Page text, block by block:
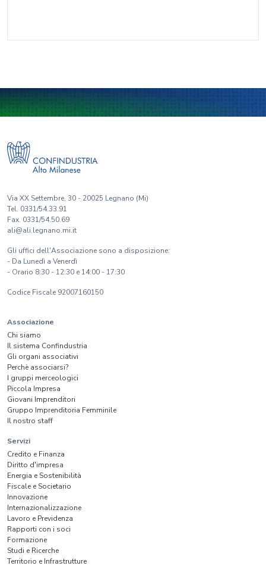
Via XX Settembre, 30 - 20025 Legnano (Mi)
Tel. 0331/54.33.91
Fax. 0331/54.50.69
ali@ali.legnano.mi.it
Gli uffici dell'Associazione sono a disposizione:
- Da Lunedì a Venerdì
- Orario 8:30 - 12:30 e 14:00 - 17:30
Codice Fiscale 92007160150
Associazione
Chi siamo
Il sistema Confindustria
Gli organi associativi
Perchè associarsi?
I gruppi merceologici
Piccola Impresa
Giovani Imprenditori
Gruppo Imprenditoria Femminile
Il nostro staff
Servizi
Credito e Finanza
Diritto d'impresa
Energia e Sostenibilità
Fiscale e Societario
Innovazione
Internazionalizzazione
Lavoro e Previdenza
Rapporti con i soci
Formazione
Studi e Ricerche
Territorio e Infrastrutture